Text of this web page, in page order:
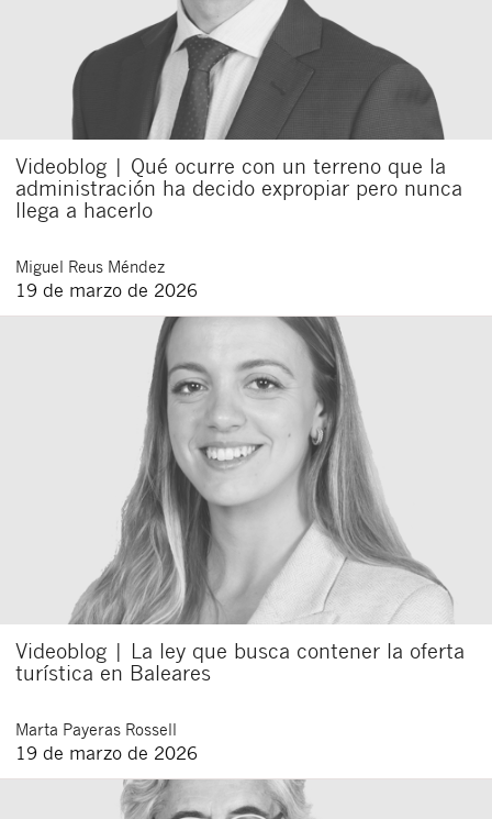
Videoblog | Qué ocurre con un terreno que la
administración ha decido expropiar pero nunca
llega a hacerlo
Miguel Reus Méndez
19 de marzo de 2026
Videoblog | La ley que busca contener la oferta
turística en Baleares
Marta Payeras Rossell
19 de marzo de 2026